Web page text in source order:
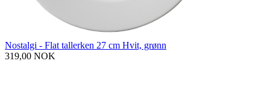
Nostalgi - Flat tallerken 27 cm Hvit, grønn
319,00 NOK